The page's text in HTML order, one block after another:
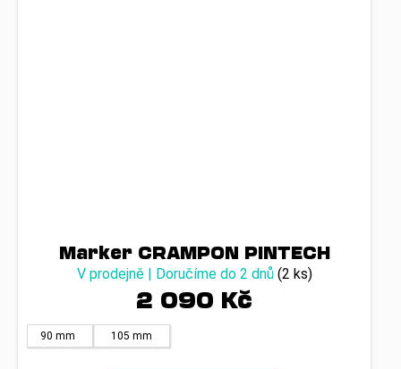
Marker CRAMPON PINTECH
V prodejně | Doručíme do 2 dnů (2 ks)
2 090 Kč
90 mm 105 mm